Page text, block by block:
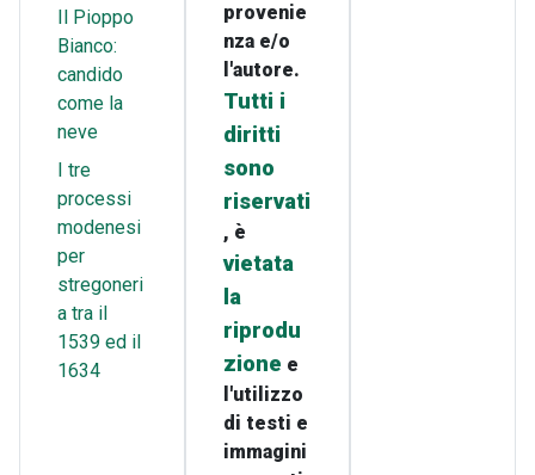
Il Pioppo
Bianco:
candido
come la
neve
I tre
processi
modenesi
per
stregoneri
a tra il
1539 ed il
1634
provenie
nza e/o
l'autore.
Tutti i
diritti
sono
riservati
, è
vietata
la
riprodu
zione e
l'utilizzo
di testi e
immagini